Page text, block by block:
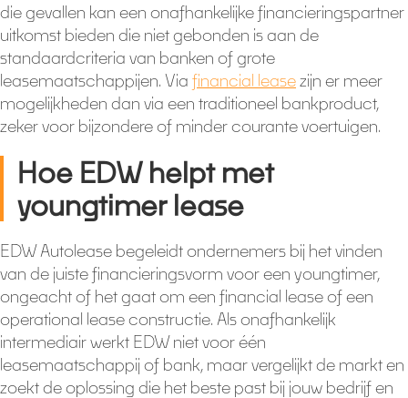
die gevallen kan een onafhankelijke financieringspartner
uitkomst bieden die niet gebonden is aan de
standaardcriteria van banken of grote
leasemaatschappijen. Via financial leasezijn er meer
mogelijkheden dan via een traditioneel bankproduct,
zeker voor bijzondere of minder courante voertuigen.
Hoe EDW helpt met
youngtimer lease
EDW Autolease begeleidt ondernemers bij het vinden
van de juiste financieringsvorm voor een youngtimer,
ongeacht of het gaat om een financial lease of een
operational lease constructie. Als onafhankelijk
intermediair werkt EDW niet voor één
leasemaatschappij of bank, maar vergelijkt de markt en
zoekt de oplossing die het beste past bij jouw bedrijf en